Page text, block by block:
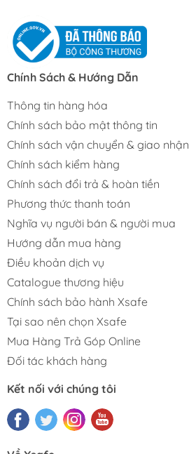
Chính Sách & Hướng Dẫn
Thông tin hàng hóa
Chính sách bảo mật thông tin
Chính sách vận chuyển & giao nhận
Chính sách kiểm hàng
Chính sách đổi trả & hoàn tiền
Phương thức thanh toán
Nghĩa vụ người bán & người mua
Hướng dẫn mua hàng
Điều khoản dịch vụ
Catalogue thương hiệu
Chính sách bảo hành Xsafe
Tại sao nên chọn Xsafe
Mua Hàng Trả Góp Online
Đối tác khách hàng
Kết nối với chúng tôi